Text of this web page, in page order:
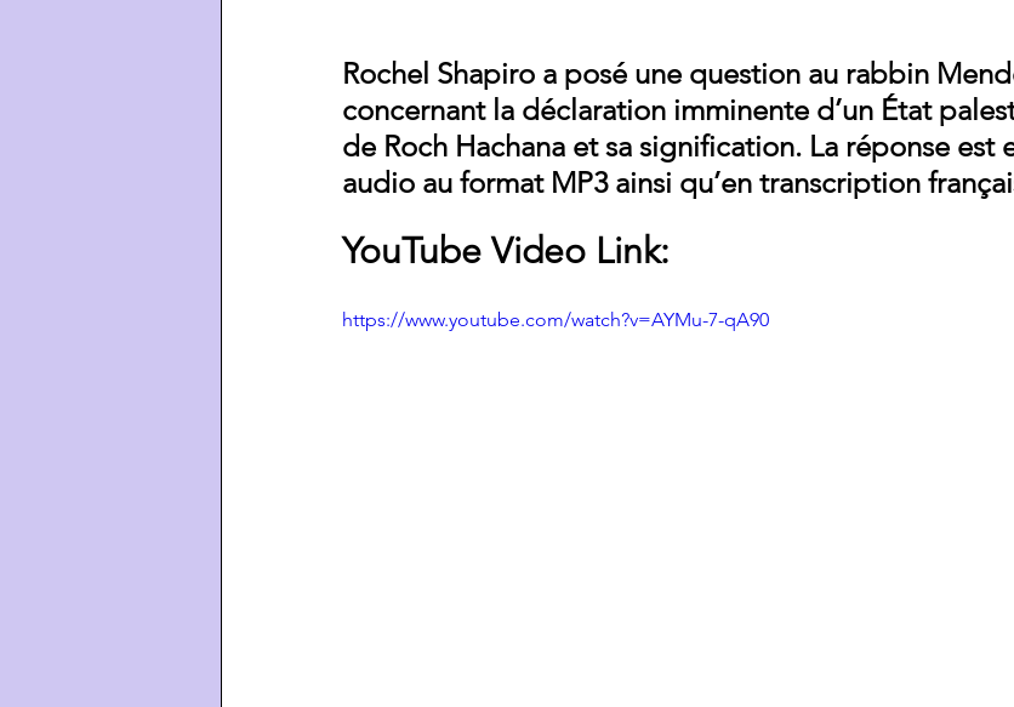
Rochel Shapiro a posé une question au rabbin
concernant la déclaration imminente d’un État
de Roch Hachana et sa signification. La réponse est
audio au format MP3 ainsi qu’en transcription
YouTube Video Link:
https://www.youtube.com/watch?v=AYMu-7-qA90